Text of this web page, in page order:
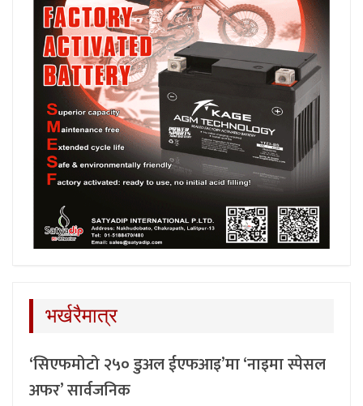
भर्खरैमात्र
‘सिएफमोटो २५० डुअल ईएफआइ’मा ‘नाइमा स्पेसल
अफर’ सार्वजनिक